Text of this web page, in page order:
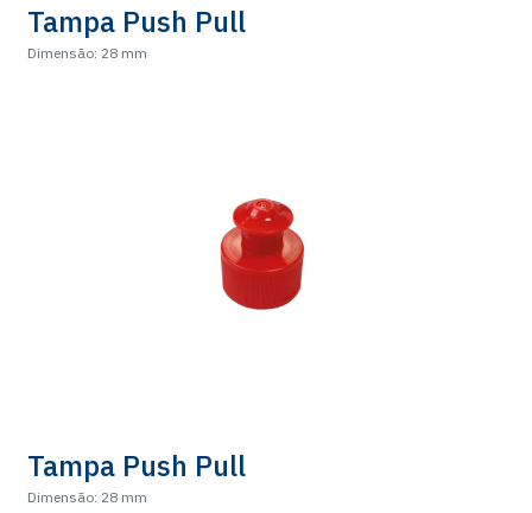
Tampa Push Pull
Dimensão: 28 mm
Tampa Push Pull
Dimensão: 28 mm